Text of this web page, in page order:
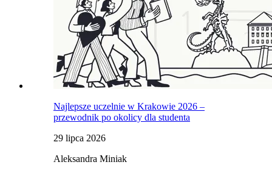
Najlepsze uczelnie w Krakowie 2026 –
przewodnik po okolicy dla studenta
29 lipca 2026
Aleksandra Miniak